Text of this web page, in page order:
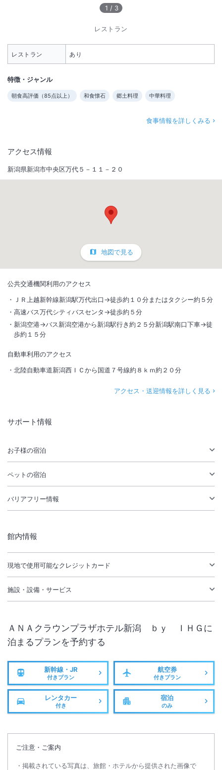
1 / 3
レストラン
レストラン あり
特徴・ジャンル
朝食高評価（85点以上） 和食懐石 郷土料理 中華料理
食事情報を詳しくみる
アクセス情報
新潟県新潟市中央区万代５－１１－２０
地図で見る
公共交通機関利用のアクセス
ＪＲ上越新幹線新潟駅万代出口→徒歩約１０分またはタクシー約５分
高速バス万代シティバスセンタ→徒歩約５分
新潟空港→バス新潟空港から新潟駅行き約２５分新潟駅南口下車→徒
歩約１５分
自動車利用のアクセス
北陸自動車道新潟西ＩＣから国道７号線約８ｋｍ約２０分
アクセス・送迎情報を詳しく見る
サポート情報
お子様の宿泊
ペットの宿泊
バリアフリー情報
館内情報
現地で使用可能なクレジットカード
施設・設備・サービス
ＡＮＡクラウンプラザホテル新潟 ｂｙ ＩＨＧ に
泊まるプランを予約する
新幹線・JR
付きプラン
航空券
付きプラン
レンタカー
付き
宿泊
のみ
ご注意・ご案内
掲載されている写真は、旅館・ホテルから提供された画像で